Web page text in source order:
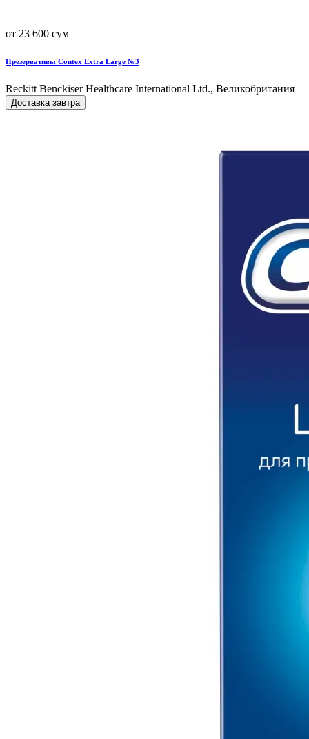
от 23 600 сум
Презервативы Contex Extra Large №3
Reckitt Benckiser Healthcare International Ltd., Великобритания
Доставка завтра